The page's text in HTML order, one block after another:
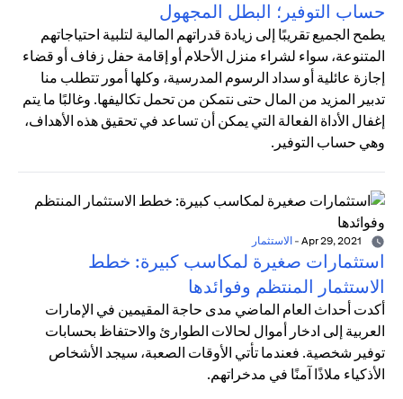
حساب التوفير؛ البطل المجهول
يطمح الجميع تقريبًا إلى زيادة قدراتهم المالية لتلبية احتياجاتهم
المتنوعة، سواء لشراء منزل الأحلام أو إقامة حفل زفاف أو قضاء
إجازة عائلية أو سداد الرسوم المدرسية، وكلها أمور تتطلب منا
تدبير المزيد من المال حتى نتمكن من تحمل تكاليفها. وغالبًا ما يتم
إغفال الأداة الفعالة التي يمكن أن تساعد في تحقيق هذه الأهداف،
وهي حساب التوفير.
- الاستثمار
استثمارات صغيرة لمكاسب كبيرة: خطط
الاستثمار المنتظم وفوائدها
أكدت أحداث العام الماضي مدى حاجة المقيمين في الإمارات
العربية إلى ادخار أموال لحالات الطوارئ والاحتفاظ بحسابات
توفير شخصية. فعندما تأتي الأوقات الصعبة، سيجد الأشخاص
الأذكياء ملاذًا آمنًا في مدخراتهم.